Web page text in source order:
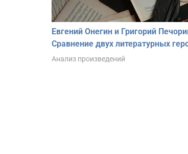
Евгений Онегин и Григорий
Сравнение двух литературных
Анализ произведений